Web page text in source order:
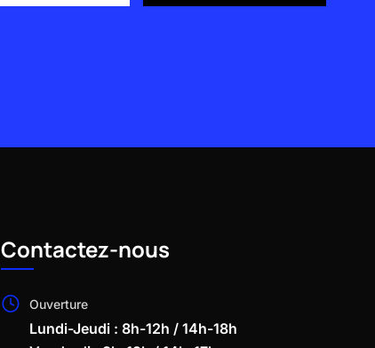
Contactez-nous
Ouverture
Lundi-Jeudi : 8h-12h / 14h-18h